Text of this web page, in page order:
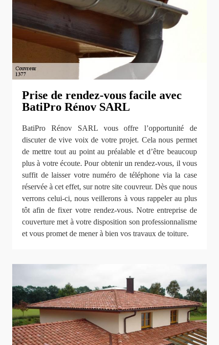
Prise de rendez-vous facile avec
BatiPro Rénov SARL
BatiPro Rénov SARL vous offre l’opportunité de
discuter de vive voix de votre projet. Cela nous permet
de mettre tout au point au préalable et d’être beaucoup
plus à votre écoute. Pour obtenir un rendez-vous, il vous
suffit de laisser votre numéro de téléphone via la case
réservée à cet effet, sur notre site couvreur. Dès que nous
verrons celui-ci, nous veillerons à vous rappeler au plus
tôt afin de fixer votre rendez-vous. Notre entreprise de
couverture met à votre disposition son professionnalisme
et vous promet de mener à bien vos travaux de toiture.